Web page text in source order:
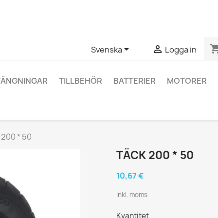
Svenska  Logga in
TILLBEHÖR BATTERIER MOTORER
* 50
TÄCK 200 * 50
10,67 €
Inkl. moms
Kvantitet